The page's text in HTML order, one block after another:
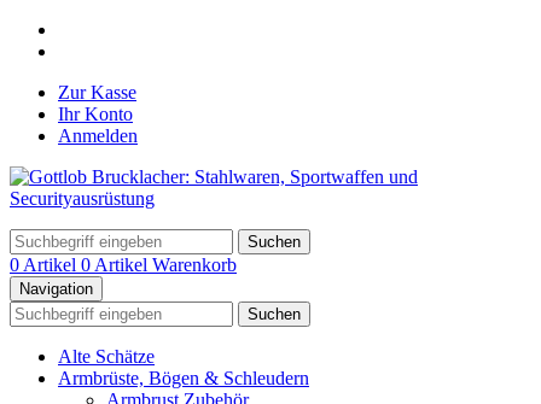
Zur Kasse
Ihr Konto
Anmelden
Suchen
0 Artikel 0 Artikel Warenkorb
Navigation
Suchen
Alte Schätze
Armbrüste, Bögen & Schleudern
Armbrust Zubehör